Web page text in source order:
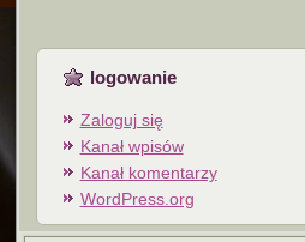
logowanie
Zaloguj się
Kanał wpisów
Kanał komentarzy
WordPress.org